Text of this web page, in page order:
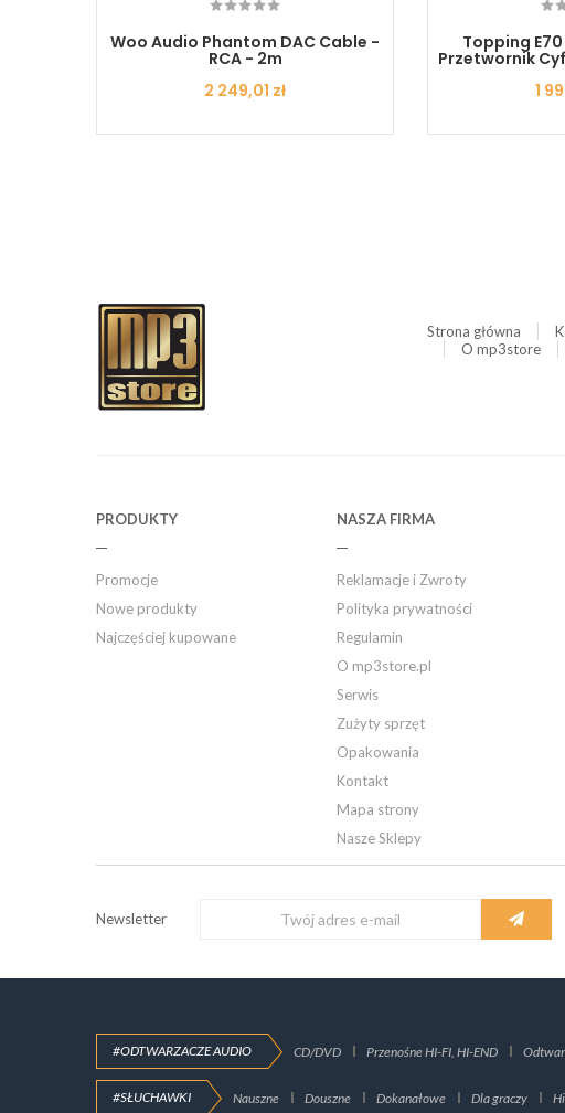
Woo Audio Phantom DAC Cable -
RCA - 2m
Cena
2 249,01 zł
Topping
Przetwornik
1
Strona główna
O mp3store
PRODUKTY
Promocje
Nowe produkty
Najczęściej kupowane
NASZA FIRMA
Reklamacje i Zwroty
Polityka prywatności
Regulamin
O mp3store.pl
Serwis
Zużyty sprzęt
Opakowania
Kontakt
Mapa strony
Nasze Sklepy
Newsletter
#ODTWARZACZE AUDIO CD/DVD Przenośne HI-FI, HI-END
#SŁUCHAWKI Nauszne Douszne Dokanałowe Dla graczy